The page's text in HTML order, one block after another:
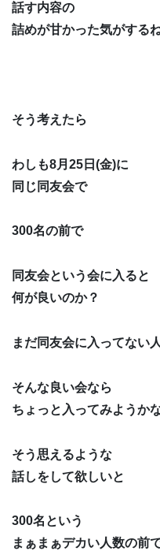
話す内容の
詰めが甘かった気がする
そう考えたら
わしも8月25日(金)に
同じ同友会で
300名の前で
同友会という会に入ると
何が良いのか？
まだ同友会に入ってない
そんな良い会なら
ちょっと入ってみようか
そう思えるような
話しをして欲しいと
300名という
まぁまぁデカい人数の前